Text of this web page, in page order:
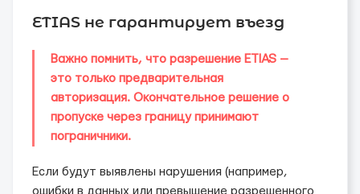
ETIAS не гарантирует въезд
Важно помнить, что разрешение ETIAS —
это только предварительная
авторизация. Окончательное решение о
пропуске через границу принимают
пограничники.
Если будут выявлены нарушения (например,
ошибки в данных или превышение разрешенного